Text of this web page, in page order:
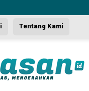
Dua
Tentang Kami